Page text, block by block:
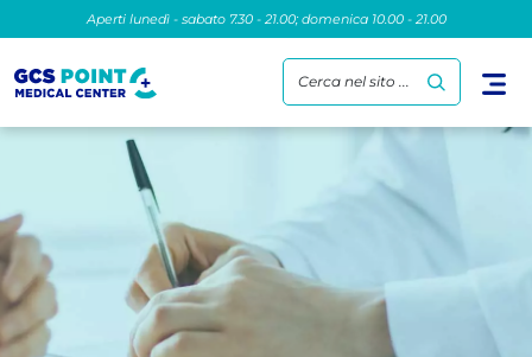
Aperti lunedì - sabato 7.30 - 21.00; domenica 10.00 - 21.00
Cerca nel sito ...